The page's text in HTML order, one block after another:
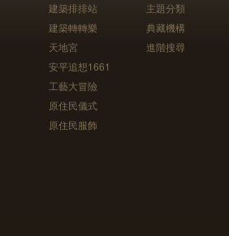
建築排排站
建築轉轉樂
天地宮
安平追想1661
工藝大冒險
原住民儀式
原住民服飾
主題分類
典藏機構
進階搜尋